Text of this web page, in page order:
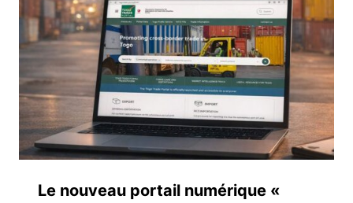
Le nouveau portail numérique «